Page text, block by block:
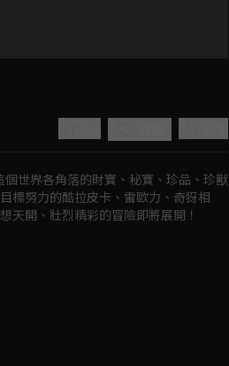
世界各角落的財寶、秘寶、珍品、珍獸
標努力的酷拉皮卡、雷歐力、奇犽相
天開、壯烈精彩的冒險即將展開！